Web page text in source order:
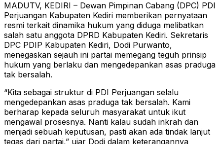
MADUTV, KEDIRI – Dewan Pimpinan Cabang (DPC) PDI
Perjuangan Kabupaten Kediri memberikan pernyataan
resmi terkait dinamika hukum yang diduga melibatkan
salah satu anggota DPRD Kabupaten Kediri. Sekretaris
DPC PDIP Kabupaten Kediri, Dodi Purwanto,
menegaskan sejauh ini partai memegang teguh prinsip
hukum yang berlaku dan mengedepankan asas praduga
tak bersalah.
“Kita sebagai struktur di PDI Perjuangan selalu
mengedepankan asas praduga tak bersalah. Kami
berharap kepada seluruh masyarakat untuk ikut
mengawal prosesnya. Nanti kalau sudah inkrah dan
menjadi sebuah keputusan, pasti akan ada tindak lanjut
tegas dari partai,” ujar Dodi dalam keterangannya